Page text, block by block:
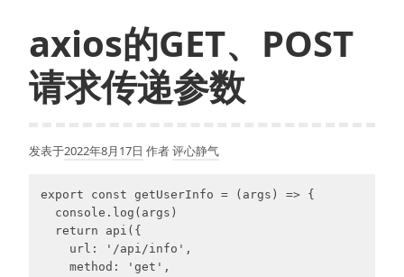
axios的GET、POST
请求传递参数
发表于2022年8月17日 作者评心静气
export const getUserInfo = (args) => {
  console.log(args)
  return api({
    url: '/api/info',
    method: 'get',